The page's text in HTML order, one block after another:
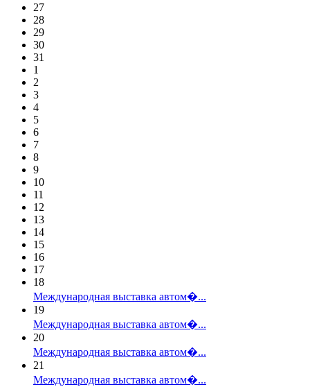
27
28
29
30
31
1
2
3
4
5
6
7
8
9
10
11
12
13
14
15
16
17
18
Международная выставка автом�...
19
Международная выставка автом�...
20
Международная выставка автом�...
21
Международная выставка автом�...